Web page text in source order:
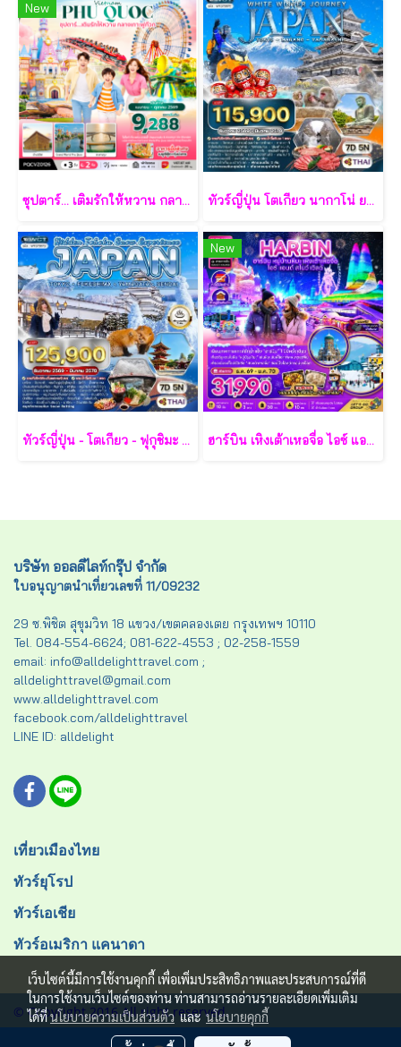
New
ซุปตาร์... เติมรักให้หวาน กลางเกาะฟูก๊วก 3 วัน 2 คืน - VZ ทัวร์ญี่ปุ่น โตเกียว นากาโน่ ยามานาชิ 7 วัน - TG
ทัวร์ญี่ปุ่น - โตเกียว - ฟุกุชิมะ - ยามากะตะ - เซนได 7 วัน - TG
New
ฮาร์บิน เหิงเต้าเหอจื่อ ไอซ์ แอนด์ สโนว์ เวิล์ด 7 วัน 5 คืน-XJ
บริษัท ออลดีไลท์กรุ๊ป จำกัด
ใบอนุญาตนำเที่ยวเลขที่ 11/09232
29 ซ.พิชิต สุขุมวิท 18 แขวง/เขตคลองเตย กรุงเทพฯ 10110
Tel. 084-554-6624; 081-622-4553 ; 02-258-1559
email: info@alldelighttravel.com ;
alldelighttravel@gmail.com
www.alldelighttravel.com
facebook.com/alldelighttravel
LINE ID: alldelight
เที่ยวเมืองไทย
ทัวร์ยุโรป
ทัวร์เอเชีย
ทัวร์อเมริกา แคนาดา
© Copyright 2016 All right reserved.
ผู้เข้าชมวันนี้
เว็บไซต์นี้มีการใช้งานคุกกี้ เพื่อเพิ่มประสิทธิภาพและประสบการณ์ที่ดี
ในการใช้งานเว็บไซต์ของท่าน ท่านสามารถอ่านรายละเอียดเพิ่มเติม
ได้ที่นโยบายความเป็นส่วนตัวและนโยบายคุกกี้